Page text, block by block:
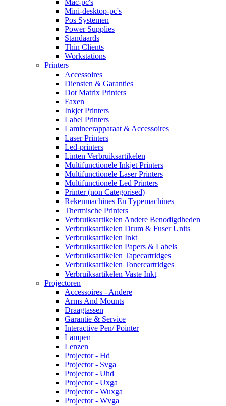
Mini-desktop-pc's
Pos Systemen
Power Supplies
Standaards
Thin Clients
Workstations
Printers
Accessoires
Diensten & Garanties
Dot Matrix Printers
Faxen
Inkjet Printers
Label Printers
Lamineerapparaat & Accessoires
Laser Printers
Led-printers
Linten Verbruiksartikelen
Multifunctionele Inkjet Printers
Multifunctionele Laser Printers
Multifunctionele Led Printers
Printer (non Categorised)
Rekenmachines En Typemachines
Thermische Printers
Verbruiksartikelen Andere Benodigdheden
Verbruiksartikelen Drum & Fuser Units
Verbruiksartikelen Inkt
Verbruiksartikelen Papers & Labels
Verbruiksartikelen Tapecartridges
Verbruiksartikelen Tonercartridges
Verbruiksartikelen Vaste Inkt
Projectoren
Accessoires - Andere
Arms And Mounts
Draagtassen
Garantie & Service
Interactive Pen/ Pointer
Lampen
Lenzen
Projector - Hd
Projector - Svga
Projector - Uhd
Projector - Uxga
Projector - Wuxga
Projector - Wvga